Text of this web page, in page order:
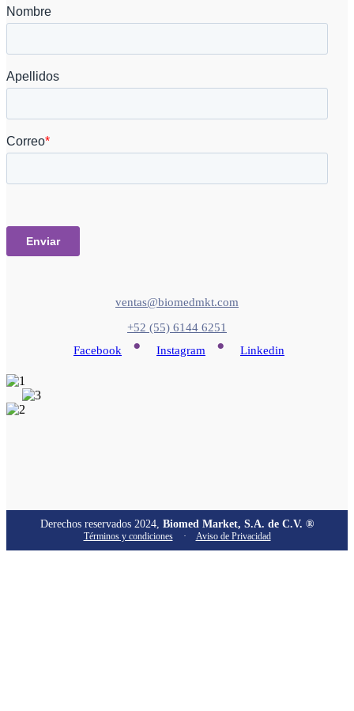
ventas@biomedmkt.com
+52 (55) 6144 6251
Facebook
• Instagram • Linkedin
Derechos reservados 2024, Biomed Market, S.A. de C.V. ®
Términos y condiciones · Aviso de Privacidad